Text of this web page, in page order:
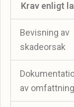
Krav enligt
Bevisning av
skadeorsak
av omfattning